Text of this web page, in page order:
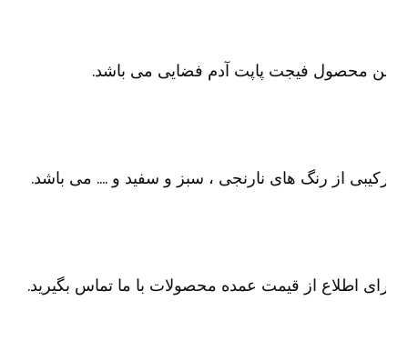
محصول فیجت پاپت آدم فضایی می باشد.
از رنگ های نارنجی ، سبز و سفید و …. می باشد.
اطلاع از قیمت عمده محصولات با ما تماس بگیرید.